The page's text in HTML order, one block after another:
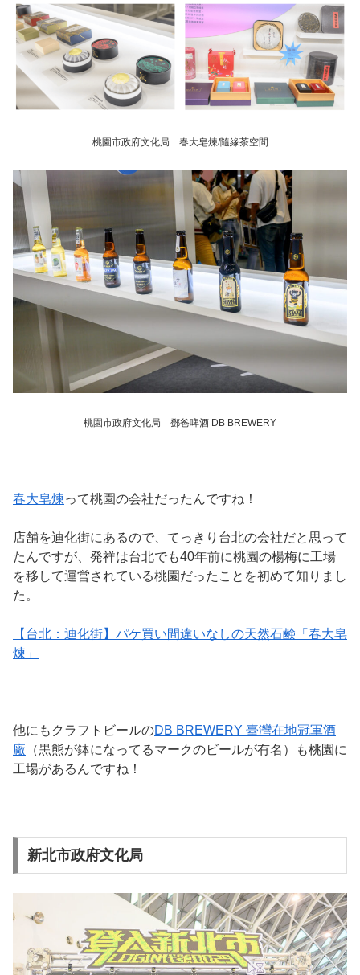
桃園市政府文化局 春大皂煉/隨緣茶空間
桃園市政府文化局 鄧爸啤酒 DB BREWERY
春大皂煉って桃園の会社だったんですね！
店舗を迪化街にあるので、てっきり台北の会社だと思って
たんですが、発祥は台北でも40年前に桃園の楊梅に工場
を移して運営されている桃園だったことを初めて知りまし
た。
【台北：迪化街】パケ買い間違いなしの天然石鹸「春大皂
煉」
他にもクラフトビールのDB BREWERY 臺灣在地冠軍酒
廠 （黒熊が鉢になってるマークのビールが有名）も桃園に
工場があるんですね！
新北市政府文化局